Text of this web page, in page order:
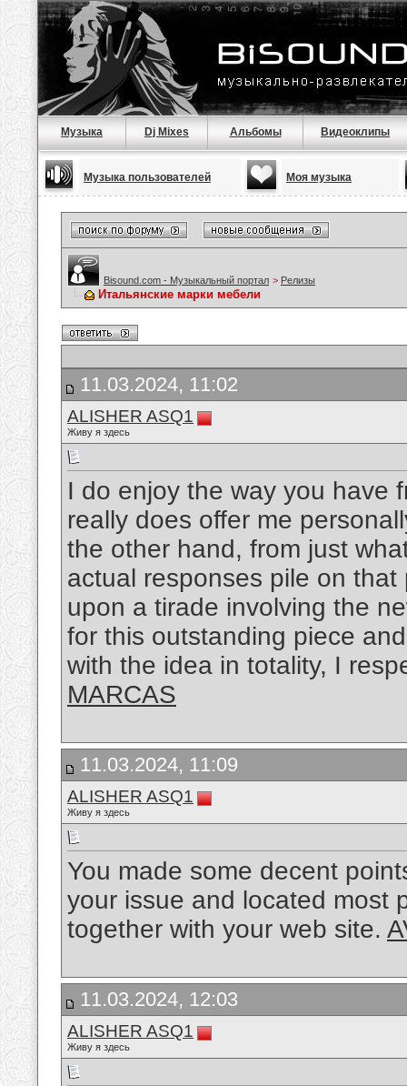
Музыка Dj Mixes Альбомы Видеоклипы
Музыка пользователей Моя музыка
Bisound.com - Музыкальный портал > Релизы
Итальянские марки мебели
11.03.2024, 11:02
ALISHER ASQ1
Живу я здесь
I do enjoy the way you have
really does offer me
the other hand, from just
actual responses pile on that
upon a tirade involving the
for this outstanding piece
with the idea in totality, I
MARCAS
11.03.2024, 11:09
ALISHER ASQ1
Живу я здесь
You made some decent
your issue and located most
together with your web site.
11.03.2024, 12:03
ALISHER ASQ1
Живу я здесь